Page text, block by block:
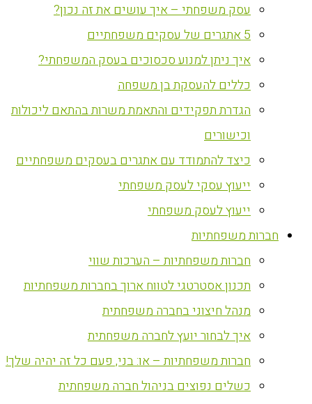
עסק משפחתי – איך עושים את זה נכון?
5 אתגרים של עסקים משפחתיים
איך ניתן למנוע סכסוכים בעסק המשפחתי?
כללים להעסקת בן משפחה
הגדרת תפקידים והתאמת משרות בהתאם ליכולות
וכישורים
כיצד להתמודד עם אתגרים בעסקים משפחתיים
ייעוץ עסקי לעסק משפחתי
ייעוץ לעסק משפחתי
חברות משפחתיות
חברות משפחתיות – הערכות שווי
תכנון אסטרטגי לטווח ארוך בחברות משפחתיות
מנהל חיצוני בחברה משפחתית
איך לבחור יועץ לחברה משפחתית
חברות משפחתיות – או: בני, פעם כל זה יהיה שלך!
כשלים נפוצים בניהול חברה משפחתית